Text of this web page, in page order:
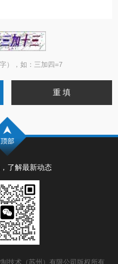
），如：三加四=7
了解最新动态
技术（苏州）有限公司版权所有